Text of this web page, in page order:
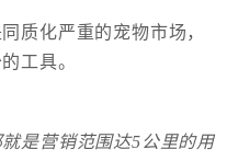
质化严重的宠物市场，
工具。
是营销范围达5公里的用